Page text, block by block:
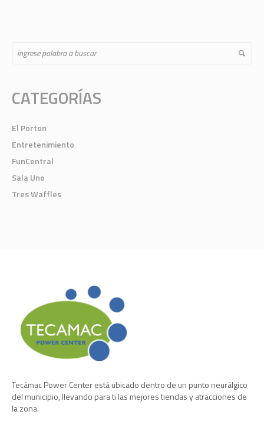
CATEGORÍAS
El Porton
Entretenimiento
FunCentral
Sala Uno
Tres Waffles
Tecámac Power Center está ubicado dentro de un punto neurálgico
del municipio, llevando para ti las mejores tiendas y atracciones de
la zona.